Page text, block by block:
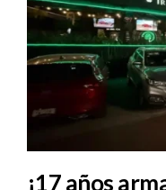
¡17 años